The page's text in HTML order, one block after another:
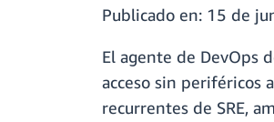
Publicado en: 15 de
El agente de DevOps
acceso sin periféricos
recurrentes de SRE,